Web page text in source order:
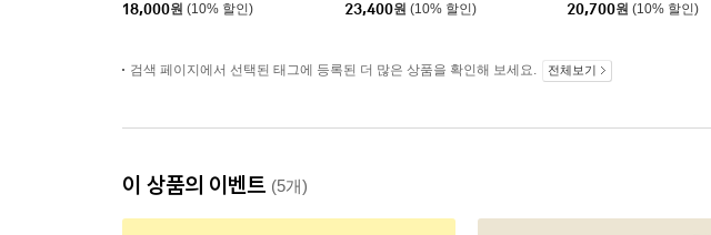
18,000원 (10% 할인)
23,400원 (10% 할인)
20,700원 (10% 할인)
검색 페이지에서 선택된 태그에 등록된 더 많은 상품을 확인해 보세요. 전체보기
이 상품의 이벤트 (5개)